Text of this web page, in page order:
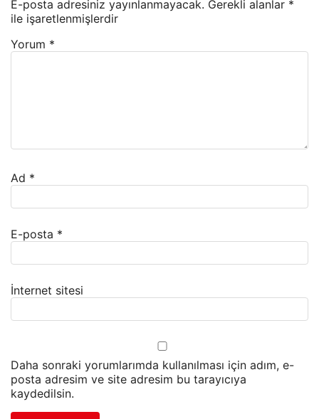
E-posta adresiniz yayınlanmayacak. Gerekli alanlar *
ile işaretlenmişlerdir
Yorum *
Ad *
E-posta *
İnternet sitesi
Daha sonraki yorumlarımda kullanılması için adım, e-
posta adresim ve site adresim bu tarayıcıya
kaydedilsin.